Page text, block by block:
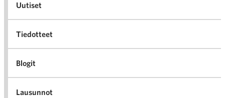
Uutiset
Tiedotteet
Blogit
Lausunnot